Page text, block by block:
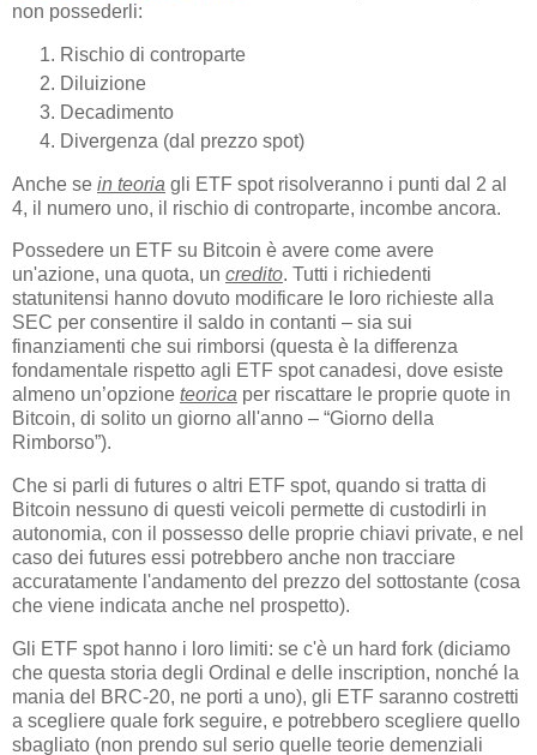
non possederli:
Rischio di controparte
Diluizione
Decadimento
Divergenza (dal prezzo spot)
Anche se in teoria gli ETF spot risolveranno i punti dal 2 al
4, il numero uno, il rischio di controparte, incombe ancora.
Possedere un ETF su Bitcoin è avere come avere
un'azione, una quota, un credito. Tutti i richiedenti
statunitensi hanno dovuto modificare le loro richieste alla
SEC per consentire il saldo in contanti – sia sui
finanziamenti che sui rimborsi (questa è la differenza
fondamentale rispetto agli ETF spot canadesi, dove esiste
almeno un’opzione teorica per riscattare le proprie quote in
Bitcoin, di solito un giorno all'anno – “Giorno della
Rimborso”).
Che si parli di futures o altri ETF spot, quando si tratta di
Bitcoin nessuno di questi veicoli permette di custodirli in
autonomia, con il possesso delle proprie chiavi private, e nel
caso dei futures essi potrebbero anche non tracciare
accuratamente l'andamento del prezzo del sottostante (cosa
che viene indicata anche nel prospetto).
Gli ETF spot hanno i loro limiti: se c'è un hard fork (diciamo
che questa storia degli Ordinal e delle inscription, nonché la
mania del BRC-20, ne porti a uno), gli ETF saranno costretti
a scegliere quale fork seguire, e potrebbero scegliere quello
sbagliato (non prendo sul serio quelle teorie demenziali